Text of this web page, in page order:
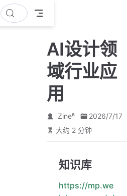
AI设计领
域行业应
用
Zine⁶
2026/7/17
大约 2 分钟
知识库
https://mp.we